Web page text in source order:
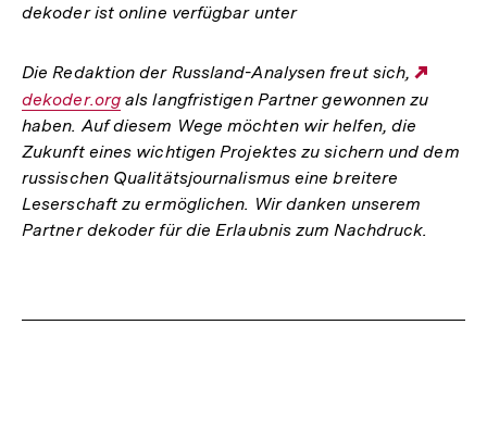
dekoder ist online verfügbar unter
Die Redaktion der Russland-Analysen freut sich,
dekoder.org als langfristigen Partner gewonnen zu
haben. Auf diesem Wege möchten wir helfen, die
Zukunft eines wichtigen Projektes zu sichern und dem
russischen Qualitätsjournalismus eine breitere
Leserschaft zu ermöglichen. Wir danken unserem
Partner dekoder für die Erlaubnis zum Nachdruck.